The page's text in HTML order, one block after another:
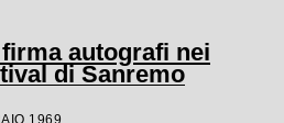
autografi nei
di Sanremo
1969